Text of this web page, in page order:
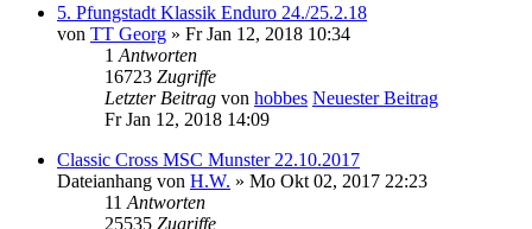
5. Pfungstadt Klassik Enduro 24./25.2.18
von TT Georg » Fr Jan 12, 2018 10:34
1 Antworten
16723 Zugriffe
Letzter Beitrag von hobbes Neuester Beitrag
Fr Jan 12, 2018 14:09
Classic Cross MSC Munster 22.10.2017
Dateianhang von H.W. » Mo Okt 02, 2017 22:23
11 Antworten
25535 Zugriffe